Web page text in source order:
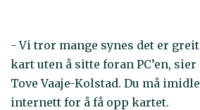
- Vi tror mange synes det er
kart uten å sitte foran PC’en,
Tove Vaaje-Kolstad. Du må
internett for å få opp kartet.